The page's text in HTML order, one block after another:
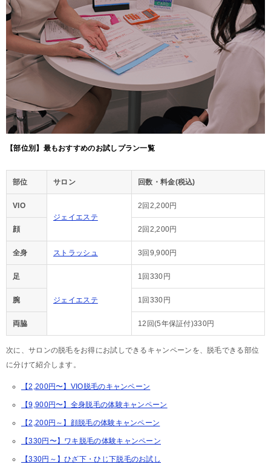
【部位別】最もおすすめのお試しプラン一覧
部位 サロン 回数・料金(税込)
VIO
ジェイエステ
2回2,200円
顔 2回2,200円
全身 ストラッシュ 3回9,900円
足
ジェイエステ
1回330円
腕 1回330円
両脇 12回(5年保証付)330円
次に、サロンの脱毛をお得にお試しできるキャンペーンを、脱毛できる部位
に分けて紹介します。
【2,200円〜】VIO脱毛のキャンペーン
【9,900円〜】全身脱毛の体験キャンペーン
【2,200円～】顔脱毛の体験キャンペーン
【330円〜】ワキ脱毛の体験キャンペーン
【330円～】ひざ下・ひじ下脱毛のお試し